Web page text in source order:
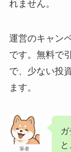
れません。
運営のキャン
です。無料で
で、少ない投
ます。
筆者